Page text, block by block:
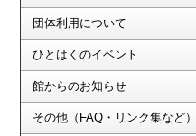
団体利用について
ひとはくのイベント
館からのお知らせ
その他（FAQ・リンク集など）